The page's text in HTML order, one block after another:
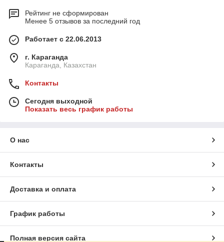
Рейтинг не сформирован
Менее 5 отзывов за последний год
Работает с 22.06.2013
г. Караганда
Караганда, Казахстан
Контакты
Сегодня выходной
Показать весь график работы
О нас
Контакты
Доставка и оплата
График работы
Полная версия сайта